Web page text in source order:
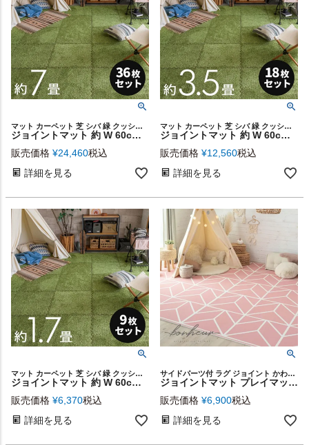
マット カーペット 芝 シバ 緑 クッションマット かわいい
ジョイントマット 約 W 60cm D 60cm H 0.8cm ポリエステル EVA グリーン 36枚セット 大判 [set-99098-4]【 フロアマット EVAマット ホットカーペット対応 おしゃれ ナチュラル 芝生風 人工芝 子供部屋 アウトドア リビング 防音 衝撃吸収 カットOK インテリア 西海岸 】
販売価格 ¥24,460税込
詳細を見る
マット カーペット 芝 シバ 緑 クッションマット かわいい
ジョイントマット 約 W 60cm D 60cm H 0.8cm ポリエステル EVA グリーン 18枚セット 大判 [set-99098]【 フロアマット EVAマット ホットカーペット対応 おしゃれ ナチュラル 芝生風 人工芝 子供部屋 アウトドア リビング 防音 衝撃吸収 カットOK インテリア 西海岸 】
販売価格 ¥12,560税込
詳細を見る
マット カーペット 芝 シバ 緑 クッションマット かわいい
ジョイントマット 約 W 60cm D 60cm H 0.8cm ポリエステル EVA グリーン 9枚セット 大判 厚手 [99098]【 フロアマット EVAマット ホットカーペット対応 おしゃれ ナチュラル 芝生風 人工芝 子供部屋 アウトドア リビング 防音 衝撃吸収 カットOK インテリア 西海岸 】
販売価格 ¥6,370税込
詳細を見る
サイドパーツ付 ラグ ジョイント かわいい インテリア 雑貨
ジョイントマット プレイマット 約 W 60cm D 60cm H 1.2cm フロア マット ベビー 赤ちゃん モーヴピンク [84083-mp]【 Bonheur ボヌール ニュアンスカラー 幼児 子供 キッズ 厚手 大判 正方形 防音 床 キズ防止 撥水 子供部屋 北欧 シャビーシック おしゃれ EVA 西海岸風 】
販売価格 ¥6,900税込
詳細を見る